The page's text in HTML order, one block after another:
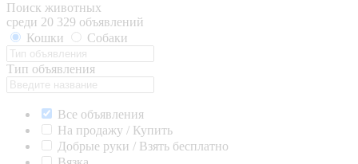
Поиск животных
среди 20 329 объявлений
Кошки
Собаки
Тип объявления
Все объявления
На продажу / Купить
Добрые руки / Взять бесплатно